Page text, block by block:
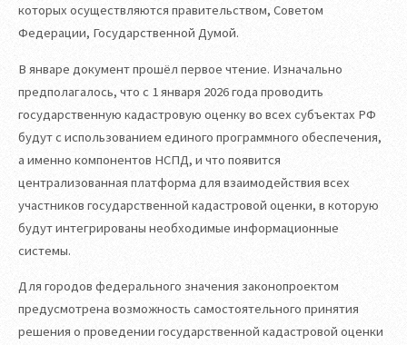
которых осуществляются правительством, Советом
Федерации, Государственной Думой.
В январе документ прошёл первое чтение. Изначально
предполагалось, что с 1 января 2026 года проводить
государственную кадастровую оценку во всех субъектах РФ
будут с использованием единого программного обеспечения,
а именно компонентов НСПД, и что появится
централизованная платформа для взаимодействия всех
участников государственной кадастровой оценки, в которую
будут интегрированы необходимые информационные
системы.
Для городов федерального значения законопроектом
предусмотрена возможность самостоятельного принятия
решения о проведении государственной кадастровой оценки